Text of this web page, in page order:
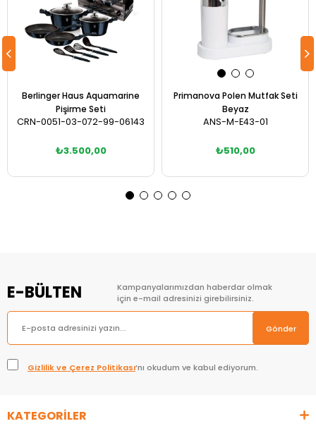
Berlinger Haus Aquamarine
Pişirme Seti
CRN-0051-03-072-99-06143
₺3.500,00
Primanova Polen Mutfak Seti
Beyaz
ANS-M-E43-01
₺510,00
E-BÜLTEN
Kampanyalarımızdan haberdar olmak
için e-mail adresinizi girebilirsiniz.
Gönder
Gizlilik ve Çerez Politikası’nı okudum ve kabul ediyorum.
KATEGORİLER